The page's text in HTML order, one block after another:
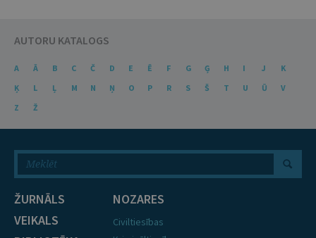
AUTORU KATALOGS
A Ā B C Č D E Ē F G Ģ H I J
K
Ķ
L Ļ M N Ņ O P R S Š T U Ū
V
Z
Ž
ŽURNĀLS
VEIKALS
NOZARES
Civiltiesības